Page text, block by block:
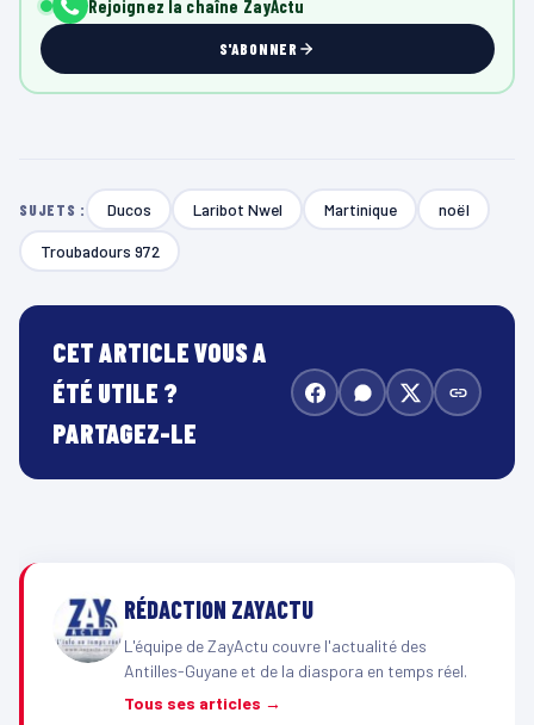
Rejoignez la chaîne ZayActu
S'ABONNER
SUJETS : Ducos Laribot Nwel Martinique noël
Troubadours 972
CET ARTICLE VOUS A
ÉTÉ UTILE ?
PARTAGEZ-LE
RÉDACTION ZAYACTU
L'équipe de ZayActu couvre l'actualité des
Antilles-Guyane et de la diaspora en temps réel.
Tous ses articles →